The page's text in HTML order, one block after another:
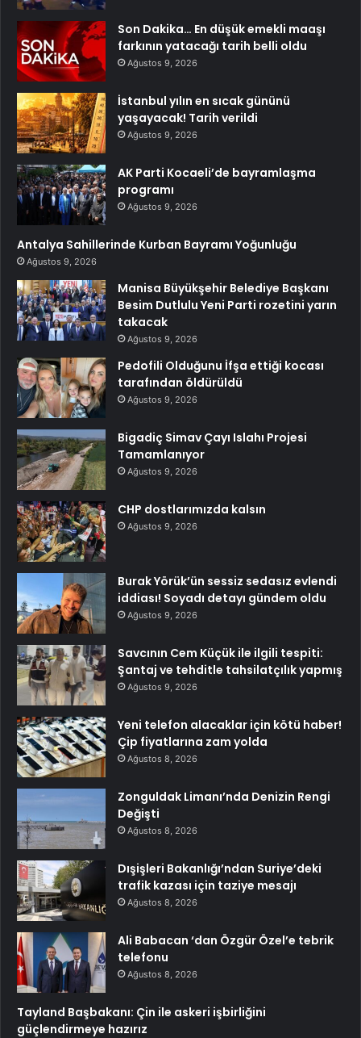
Son Dakika… En düşük emekli maaşı
farkının yatacağı tarih belli oldu
Ağustos 9, 2026
İstanbul yılın en sıcak gününü
yaşayacak! Tarih verildi
Ağustos 9, 2026
AK Parti Kocaeli’de bayramlaşma
programı
Ağustos 9, 2026
Antalya Sahillerinde Kurban Bayramı Yoğunluğu
Ağustos 9, 2026
Manisa Büyükşehir Belediye Başkanı
Besim Dutlulu Yeni Parti rozetini yarın
takacak
Ağustos 9, 2026
Pedofili Olduğunu İfşa ettiği kocası
tarafından öldürüldü
Ağustos 9, 2026
Bigadiç Simav Çayı Islahı Projesi
Tamamlanıyor
Ağustos 9, 2026
CHP dostlarımızda kalsın
Ağustos 9, 2026
Burak Yörük’ün sessiz sedasız evlendi
iddiası! Soyadı detayı gündem oldu
Ağustos 9, 2026
Savcının Cem Küçük ile ilgili tespiti:
Şantaj ve tehditle tahsilatçılık yapmış
Ağustos 9, 2026
Yeni telefon alacaklar için kötü haber!
Çip fiyatlarına zam yolda
Ağustos 8, 2026
Zonguldak Limanı’nda Denizin Rengi
Değişti
Ağustos 8, 2026
Dışişleri Bakanlığı’ndan Suriye’deki
trafik kazası için taziye mesajı
Ağustos 8, 2026
Ali Babacan ‘dan Özgür Özel’e tebrik
telefonu
Ağustos 8, 2026
Tayland Başbakanı: Çin ile askeri işbirliğini
güçlendirmeye hazırız